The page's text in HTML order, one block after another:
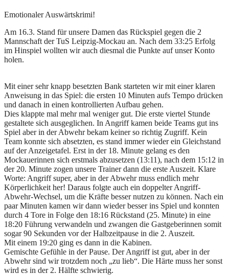
Emotionaler Auswärtskrimi!
Am 16.3. Stand für unsere Damen das Rückspiel gegen die 2
Mannschaft der TuS Leipzig-Mockau an. Nach dem 33:25 Erfolg
im Hinspiel wollten wir auch diesmal die Punkte auf unser Konto
holen.
Mit einer sehr knapp besetzten Bank starteten wir mit einer klaren
Anweisung in das Spiel: die ersten 10 Minuten aufs Tempo drücken
und danach in einen kontrollierten Aufbau gehen.
Dies klappte mal mehr mal weniger gut. Die erste viertel Stunde
gestaltete sich ausgeglichen. In Angriff kamen beide Teams gut ins
Spiel aber in der Abwehr bekam keiner so richtig Zugriff. Kein
Team konnte sich absetzten, es stand immer wieder ein Gleichstand
auf der Anzeigetafel. Erst in der 18. Minute gelang es den
Mockauerinnen sich erstmals abzusetzen (13:11), nach dem 15:12 in
der 20. Minute zogen unsere Trainer dann die erste Auszeit. Klare
Worte: Angriff super, aber in der Abwehr muss endlich mehr
Körperlichkeit her! Daraus folgte auch ein doppelter Angriff-
Abwehr-Wechsel, um die Kräfte besser nutzen zu können. Nach ein
paar Minuten kamen wir dann wieder besser ins Spiel und konnten
durch 4 Tore in Folge den 18:16 Rückstand (25. Minute) in eine
18:20 Führung verwandeln und zwangen die Gastgeberinnen somit
sogar 90 Sekunden vor der Halbzeitpause in die 2. Auszeit.
Mit einem 19:20 ging es dann in die Kabinen.
Gemischte Gefühle in der Pause. Der Angriff ist gut, aber in der
Abwehr sind wir trotzdem noch „zu lieb“. Die Härte muss her sonst
wird es in der 2. Hälfte schwierig.